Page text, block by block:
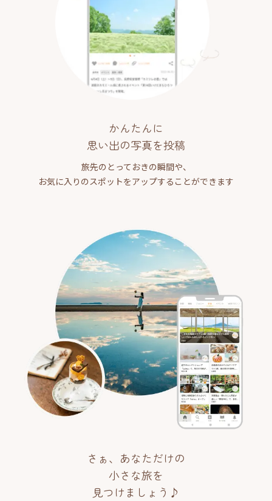
かんたんに
思い出の写真を投稿
旅先のとっておきの瞬間や、
お気に入りのスポットをアップすることができます
さぁ、あなただけの
小さな旅を
見つけましょう♪